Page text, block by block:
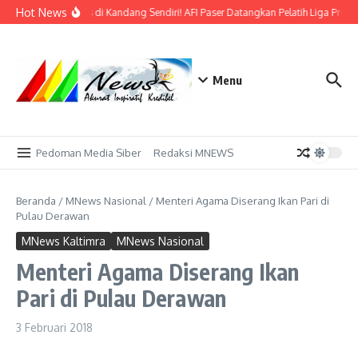
Lewati ke konten
Hot NewsBidik Emas di Kandang Sendiri! AFI Paser Datangkan Pelatih Liga
Menu
Pedoman Media Siber Redaksi MNEWS
Beranda / MNews Nasional / Menteri Agama Diserang Ikan Pari di
Pulau Derawan
MNews Kaltimra MNews Nasional
Menteri Agama Diserang Ikan
Pari di Pulau Derawan
3 Februari 2018